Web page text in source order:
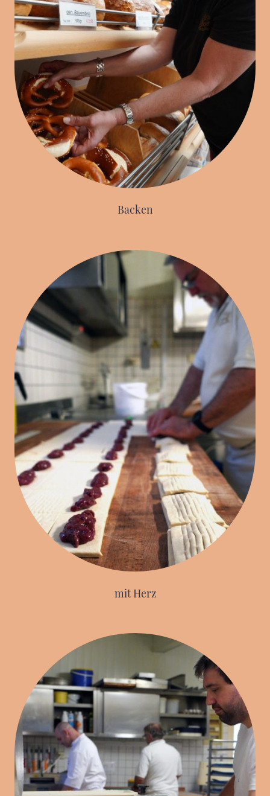
Backen
mit Herz